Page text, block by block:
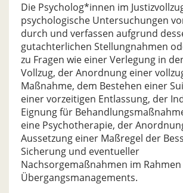
Die Psycholog*innen im
psychologische Untersuchungen
durch und verfassen aufgrund
gutachterlichen Stellungnahmen
zu Fragen wie einer Verlegung in
Vollzug, der Anordnung einer
Maßnahme, dem Bestehen einer
einer vorzeitigen Entlassung, der
Eignung für
eine Psychotherapie, der
Aussetzung einer Maßregel der
Sicherung und eventueller
Nachsorgemaßnahmen im Rahmen
Übergangsmanagements.